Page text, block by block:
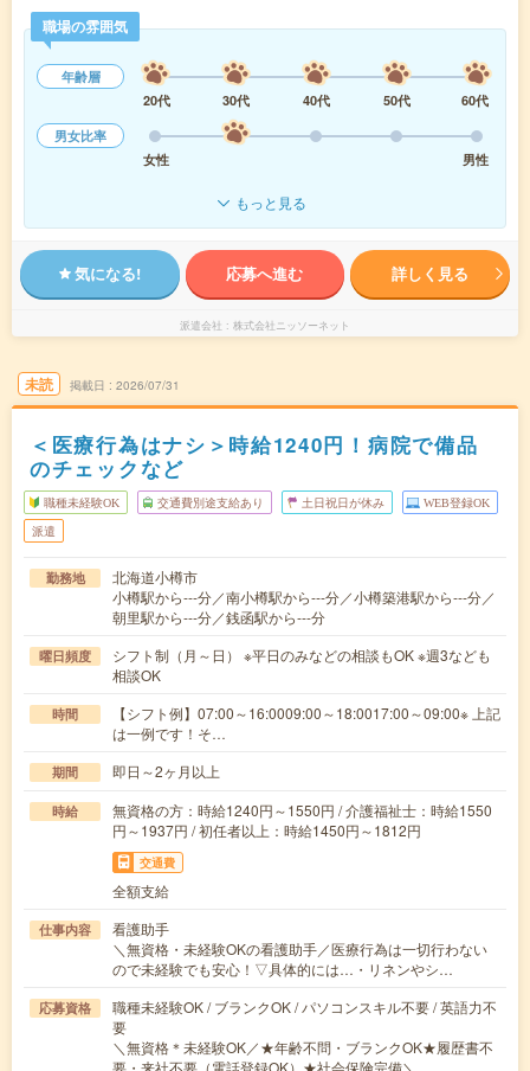
職場の雰囲気
年齢層
20代
30代 40代 50代
60代
男女比率
女性
男性
もっと見る
気になる! 応募へ進む 詳しく見る
派遣会社 株式会社ニッソーネット
未読 掲載日 2026/07/31
＜医療行為はナシ＞時給1240円！病院で備品
のチェックなど
職種未経験OK 交通費別途支給あり 土日祝日が休み WEB登録OK
派遣
勤務地
北海道小樽市
小樽駅から---分／南小樽駅から---分／小樽築港駅から---分／
朝里駅から---分／銭函駅から---分
曜日頻度
シフト制（月～日） ※平日のみなどの相談もOK ※週3なども
相談OK
時間
【シフト例】07:00～16:0009:00～18:0017:00～09:00※ 上記
は一例です！そ…
期間 即日～2ヶ月以上
時給
無資格の方：時給1240円～1550円 / 介護福祉士：時給1550
円～1937円 / 初任者以上：時給1450円～1812円
交通費
全額支給
仕事内容
看護助手
＼無資格・未経験OKの看護助手／医療行為は一切行わない
ので未経験でも安心！▽具体的には…・リネンやシ…
応募資格
職種未経験OK / ブランクOK / パソコンスキル不要 / 英語力不
要
＼無資格＊未経験OK／★年齢不問・ブランクOK★履歴書不
要・来社不要（電話登録OK）★社会保険完備＼…